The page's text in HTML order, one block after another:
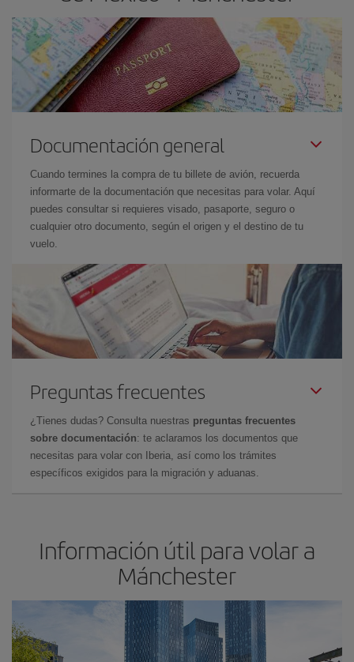
Documentación general
Cuando termines la compra de tu billete de avión, recuerda
informarte de la documentación que necesitas para volar. Aquí
puedes consultar si requieres visado, pasaporte, seguro o
cualquier otro documento, según el origen y el destino de tu
vuelo.
Preguntas frecuentes
¿Tienes dudas? Consulta nuestras preguntas frecuentes
sobre documentación: te aclaramos los documentos que
necesitas para volar con Iberia, así como los trámites
específicos exigidos para la migración y aduanas.
Información útil para volar a
Mánchester